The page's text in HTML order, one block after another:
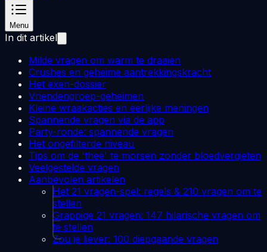
Menu
In dit artikel
Milde vragen om warm te draaien
Crushes en geheime aantrekkingskracht
Het exen-dossier
Vriendengroep-geheimen
Kleine wraakacties en eerlijke meningen
Spannende vragen via de app
Party-ronde: spannende vragen
Het ongefilterde niveau
Tips om de 'thee' te morsen zonder bloedvergieten
Veelgestelde vragen
Aanbevolen artikelen
Het 21 vragen-spel: regels & 210 vragen om te
stellen
Grappige 21 vragen: 147 hilarische vragen om
te stellen
Zou je liever: 100 diepgaande vragen